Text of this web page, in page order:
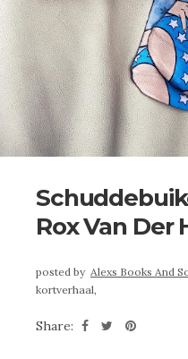
Rox Van Der
posted by Alexs Books And
kortverhaal,
Share: